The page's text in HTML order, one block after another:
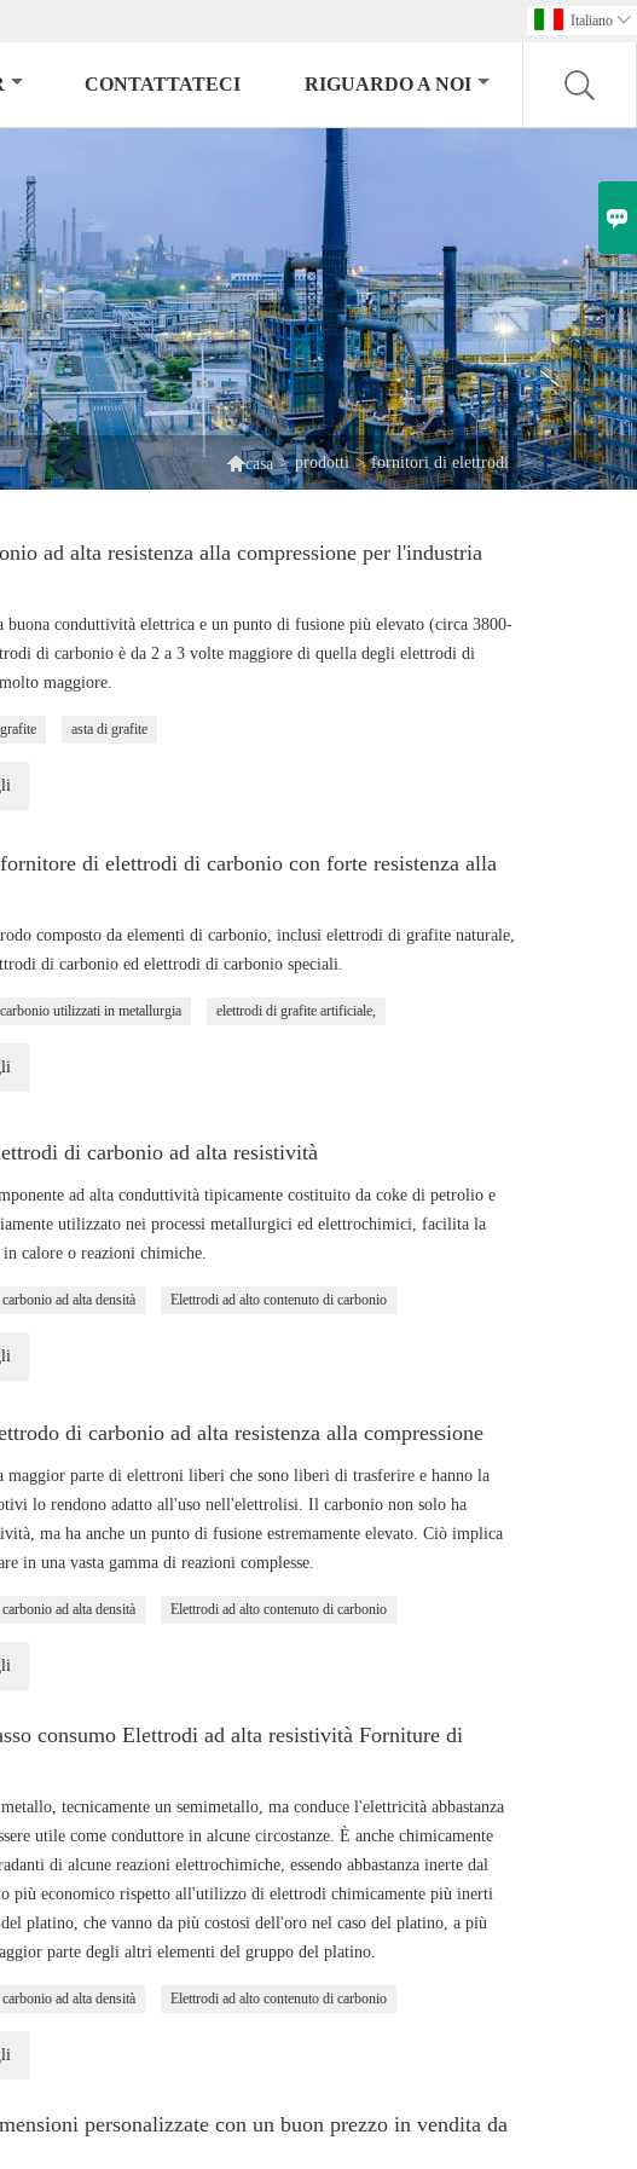
Italiano 
CONTATTATECI RIGUARDO A NOI
casa > prodotti > fornitori di elettrodi
ad alta resistenza alla compressione per l'industria
conduttività elettrica e un punto di fusione più elevato (circa 3800-
di carbonio è da 2 a 3 volte maggiore di quella degli elettrodi di
maggiore.
asta di grafite
di elettrodi di carbonio con forte resistenza alla
composto da elementi di carbonio, inclusi elettrodi di grafite naturale,
di carbonio ed elettrodi di carbonio speciali.
utilizzati in metallurgia elettrodi di grafite artificiale,
di carbonio ad alta resistività
ad alta conduttività tipicamente costituito da coke di petrolio e
utilizzato nei processi metallurgici ed elettrochimici, facilita la
calore o reazioni chimiche.
ad alta densità Elettrodi ad alto contenuto di carbonio
di carbonio ad alta resistenza alla compressione
parte di elettroni liberi che sono liberi di trasferire e hanno la
lo rendono adatto all'uso nell'elettrolisi. Il carbonio non solo ha
ma ha anche un punto di fusione estremamente elevato. Ciò implica
in una vasta gamma di reazioni complesse.
ad alta densità Elettrodi ad alto contenuto di carbonio
consumo Elettrodi ad alta resistività Forniture di
tecnicamente un semimetallo, ma conduce l'elettricità abbastanza
utile come conduttore in alcune circostanze. È anche chimicamente
di alcune reazioni elettrochimiche, essendo abbastanza inerte dal
più economico rispetto all'utilizzo di elettrodi chimicamente più inerti
platino, che vanno da più costosi dell'oro nel caso del platino, a più
parte degli altri elementi del gruppo del platino.
ad alta densità Elettrodi ad alto contenuto di carbonio
personalizzate con un buon prezzo in vendita da
